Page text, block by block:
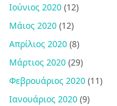
Ιούνιος 2020 (12)
Μάιος 2020 (12)
Απρίλιος 2020 (8)
Μάρτιος 2020 (29)
Φεβρουάριος 2020 (11)
Ιανουάριος 2020 (9)